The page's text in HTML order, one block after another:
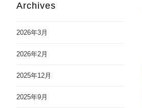
Archives
2026年3月
2026年2月
2025年12月
2025年9月